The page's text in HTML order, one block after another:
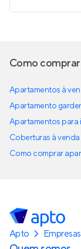
Como
Apartamentos à
Apartamento
Apartamentos para
Coberturas à
Como comprar
Apto Empresas